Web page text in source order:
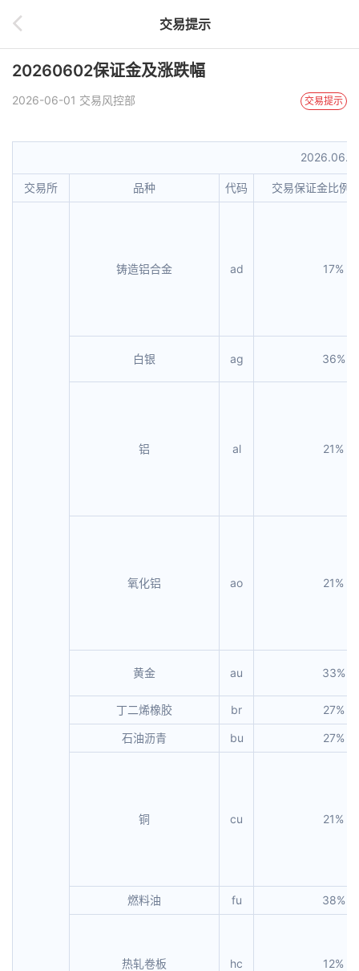
交易提示
20260602保证金及涨跌幅
2026-06-01 交易风控部 交易提示
交易所 品种 代码 交易保证金比例
铸造铝合金 ad 17%
白银 ag 36%
铝 al 21%
氧化铝 ao 21%
黄金 au 33%
丁二烯橡胶 br 27%
石油沥青 bu 27%
铜 cu 21%
燃料油 fu 38%
热轧卷板 hc 12%